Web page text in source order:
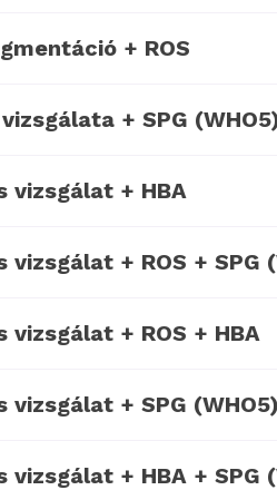
+ ROS
+ SPG
vizsgálat + HBA
+ ROS + SPG
vizsgálat + ROS + HBA
+ SPG
+ HBA + SPG